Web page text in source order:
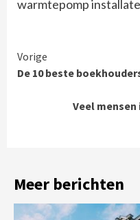
warmtepomp
Continue
Reading
Vorige
De 10 beste
Veel
Meer berichten